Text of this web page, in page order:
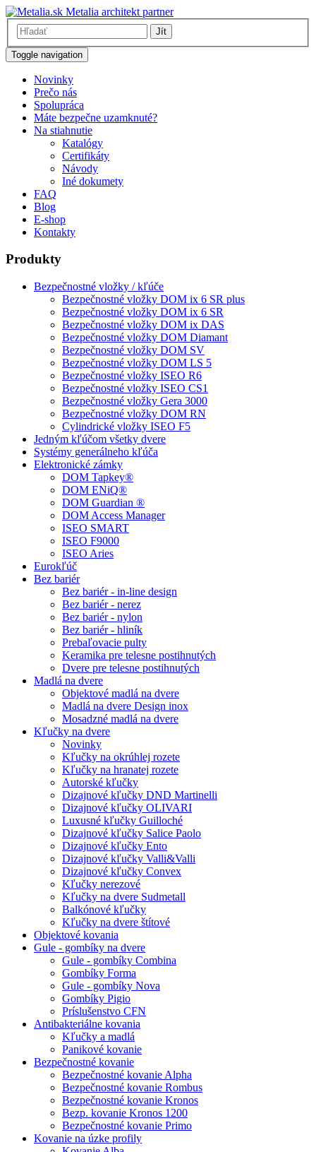
Metalia architekt partner
Jít
Toggle navigation
Novinky
Prečo nás
Spolupráca
Máte bezpečne uzamknuté?
Na stiahnutie
Katalógy
Certifikáty
Návody
Iné dokumety
FAQ
Blog
E-shop
Kontakty
Produkty
Bezpečnostné vložky / kľúče
Bezpečnostné vložky DOM ix 6 SR plus
Bezpečnostné vložky DOM ix 6 SR
Bezpečnostné vložky DOM ix DAS
Bezpečnostné vložky DOM Diamant
Bezpečnostné vložky DOM SV
Bezpečnostné vložky DOM LS 5
Bezpečnostné vložky ISEO R6
Bezpečnostné vložky ISEO CS1
Bezpečnostné vložky Gera 3000
Bezpečnostné vložky DOM RN
Cylindrické vložky ISEO F5
Jedným kľúčom všetky dvere
Systémy generálneho kľúča
Elektronické zámky
DOM Tapkey®
DOM ENiQ®
DOM Guardian ®
DOM Access Manager
ISEO SMART
ISEO F9000
ISEO Aries
Eurokľúč
Bez bariér
Bez bariér - in-line design
Bez bariér - nerez
Bez bariér - nylon
Bez bariér - hliník
Prebaľovacie pulty
Keramika pre telesne postihnutých
Dvere pre telesne postihnutých
Madlá na dvere
Objektové madlá na dvere
Madlá na dvere Design inox
Mosadzné madlá na dvere
Kľučky na dvere
Novinky
Kľučky na okrúhlej rozete
Kľučky na hranatej rozete
Autorské kľučky
Dizajnové kľučky DND Martinelli
Dizajnové kľučky OLIVARI
Luxusné kľučky Guilloché
Dizajnové kľučky Salice Paolo
Dizajnové kľučky Ento
Dizajnové kľučky Valli&Valli
Dizajnové kľučky Convex
Kľučky nerezové
Kľučky na dvere Sudmetall
Balkónové kľučky
Kľučky na dvere štítové
Objektové kovania
Gule - gombíky na dvere
Gule - gombíky Combina
Gombíky Forma
Gule - gombíky Nova
Gombíky Pigio
Príslušenstvo CFN
Antibakteriálne kovania
Kľučky a madlá
Panikové kovanie
Bezpečnostné kovanie
Bezpečnostné kovanie Alpha
Bezpečnostné kovanie Rombus
Bezpečnostné kovanie Kronos
Bezp. kovanie Kronos 1200
Bezpečnostné kovanie Primo
Kovanie na úzke profily